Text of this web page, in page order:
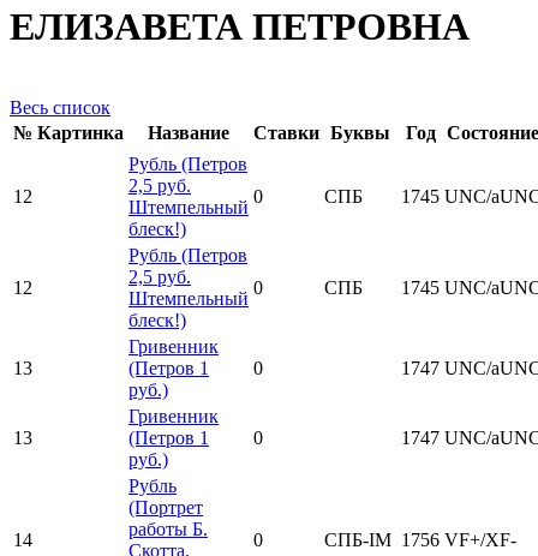
ЕЛИЗАВЕТА ПЕТРОВНА
Весь список
№ Картинка Название Ставки Буквы Год Состояние
12
Рубль (Петров
2,5 руб.
Штемпельный
блеск!)
0 СПБ 1745 UNC/
12
Рубль (Петров
2,5 руб.
Штемпельный
блеск!)
0 СПБ 1745 UNC/
13
Гривенник
(Петров 1
руб.)
0 1747 UNC/
13
Гривенник
(Петров 1
руб.)
0 1747 UNC/
14
Рубль
(Портрет
работы Б.
Скотта.
0 СПБ-IM 1756 VF+/XF-